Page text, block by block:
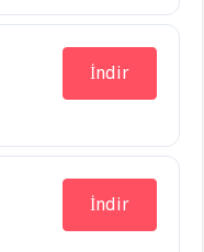
İndir
İndir